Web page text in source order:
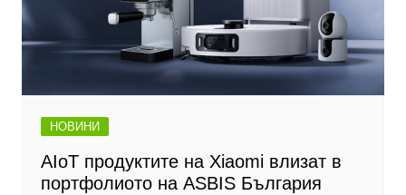
НОВИНИ
AIoT продуктите на Xiaomi влизат в
портфолиото на ASBIS България